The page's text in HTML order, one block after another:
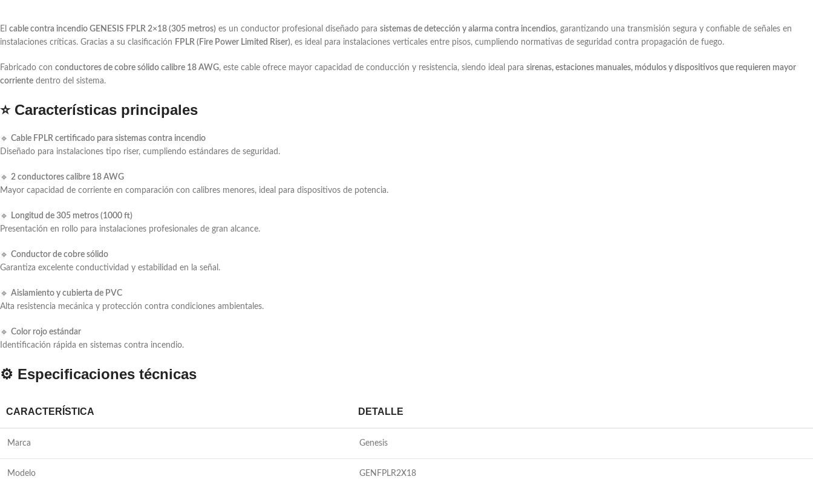
El cable contra incendio GENESIS FPLR 2×18 (305 metros) es un conductor profesional diseñado para sistemas de detección y alarma contra incendios, garantizando una transmisión segura y confiable de señales en
instalaciones críticas. Gracias a su clasificación FPLR (Fire Power Limited Riser), es ideal para instalaciones verticales entre pisos, cumpliendo normativas de seguridad contra propagación de fuego.
Fabricado con conductores de cobre sólido calibre 18 AWG, este cable ofrece mayor capacidad de conducción y resistencia, siendo ideal para sirenas, estaciones manuales, módulos y dispositivos que requieren mayor
corriente dentro del sistema.
⭐ Características principales
🔹 Cable FPLR certificado para sistemas contra incendio
Diseñado para instalaciones tipo riser, cumpliendo estándares de seguridad.
🔹 2 conductores calibre 18 AWG
Mayor capacidad de corriente en comparación con calibres menores, ideal para dispositivos de potencia.
🔹
Longitud de 305 metros (1000 ft)
Presentación en rollo para instalaciones profesionales de gran alcance.
🔹 Conductor de cobre sólido
Garantiza excelente conductividad y estabilidad en la señal.
🔹 Aislamiento y cubierta de PVC
Alta resistencia mecánica y protección contra condiciones ambientales.
🔹 Color rojo estándar
Identificación rápida en sistemas contra incendio.
⚙️ Especificaciones técnicas
CARACTERÍSTICA DETALLE
Marca Genesis
Modelo GENFPLR2X18